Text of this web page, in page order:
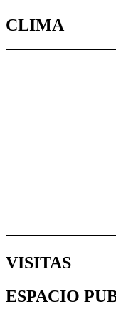
CLIMA
VISITAS
ESPACIO